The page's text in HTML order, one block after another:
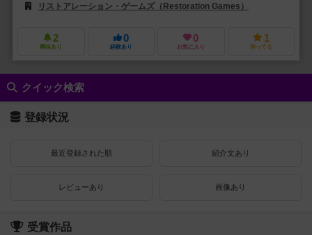
リストアレーション・ゲームズ（Restoration Games）
2
興味あり
0
経験あり
0
お気に入り
1
持ってる
クイック検索
登録状況
最近登録された順 紹介文あり
レビューあり 画像あり
受賞作品